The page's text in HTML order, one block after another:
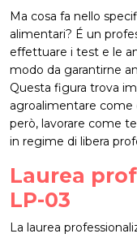
Ma cosa fa nello
alimentari? É un
effettuare i test e le
modo da garantirne
Questa figura trova
agroalimentare come
però, lavorare come
in regime di libera
Laurea
LP-03
La laurea